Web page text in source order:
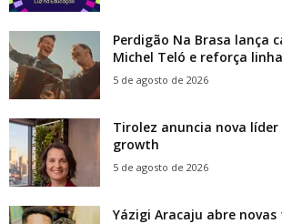
Perdigão Na Brasa lança
Michel Teló e reforça
5 de agosto de 2026
Tirolez anuncia nova
growth
5 de agosto de 2026
Yázigi Aracaju abre